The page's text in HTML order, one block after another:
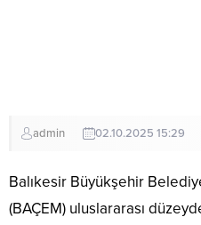
admin 02.10.2025 15:29
Balıkesir Büyükşehir
(BAÇEM) uluslararası